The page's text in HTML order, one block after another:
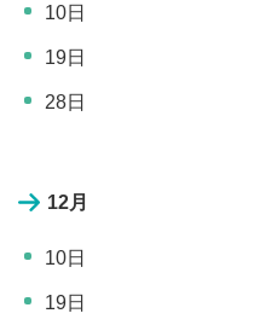
10日
19日
28日
12月
10日
19日